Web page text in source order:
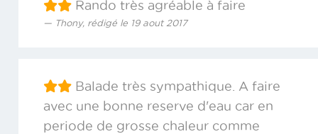
Rando très agréable à faire
Thony, rédigé le 19 aout 2017
Balade très sympathique. A faire
avec une bonne reserve d'eau car en
periode de grosse chaleur comme